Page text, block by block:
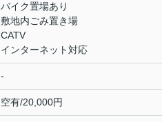
バイク置場あり
敷地内ごみ置き場
CATV
インターネット対応
-
空有/20,000円